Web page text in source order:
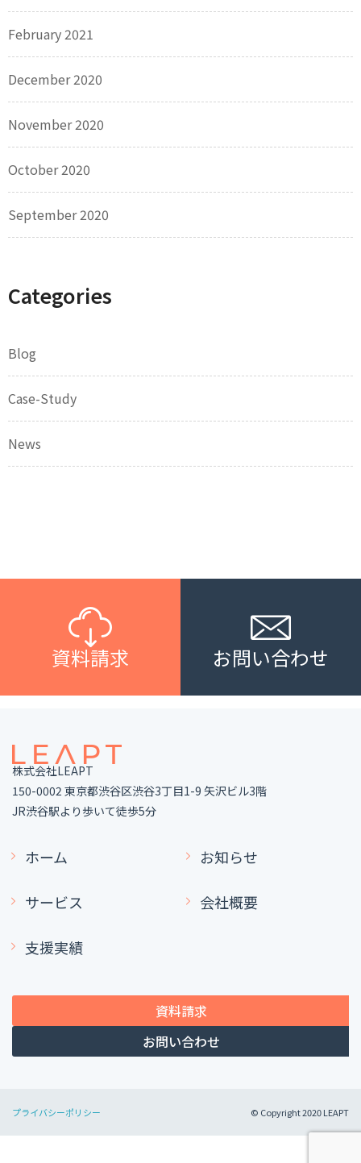
February 2021
December 2020
November 2020
October 2020
September 2020
Categories
Blog
Case-Study
News
資料請求 お問い合わせ
株式会社LEAPT
150-0002 東京都渋谷区渋谷3丁目1-9 矢沢ビル3階
JR渋谷駅より歩いて徒歩5分
ホーム
サービス
支援実績
お知らせ
会社概要
資料請求
お問い合わせ
プライバシーポリシー © Copyright 2020 LEAPT